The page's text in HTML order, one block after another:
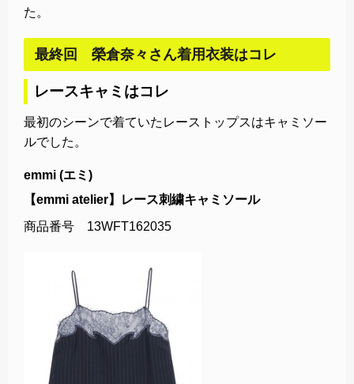
た。
最終回 榮倉奈々さん着用衣装はコレ
レースキャミはコレ
最初のシーンで着ていたレーストップスはキャミソー
ルでした。
emmi (エミ)
【emmi atelier】レース刺繍キャミソール
商品番号 13WFT162035